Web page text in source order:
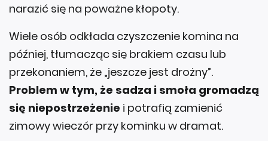
narazić się na poważne kłopoty.
Wiele osób odkłada czyszczenie komina na
później, tłumacząc się brakiem czasu lub
przekonaniem, że „jeszcze jest drożny”.
Problem w tym, że sadza i smoła gromadzą
się niepostrzeżenie i potrafią zamienić
zimowy wieczór przy kominku w dramat.